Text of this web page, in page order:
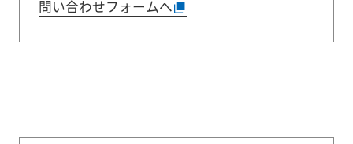
問い合わせフォームへ